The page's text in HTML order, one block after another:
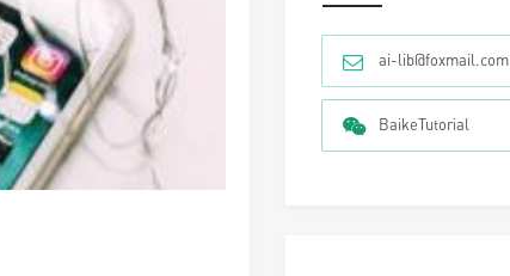
ai-lib@foxmail.com
BaikeTutorial